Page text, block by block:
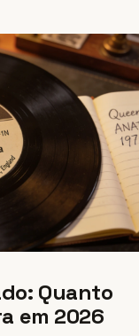
Quanto
em 2026